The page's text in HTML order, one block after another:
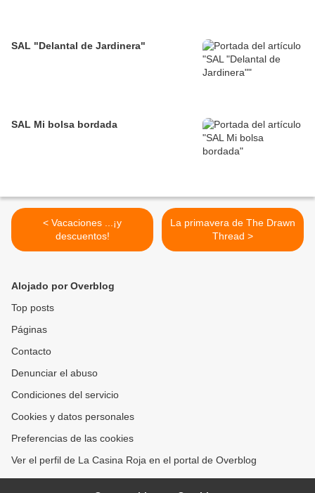
SAL "Delantal de Jardinera"
SAL Mi bolsa bordada
< Vacaciones ...¡y
descuentos!
La primavera de The Drawn
Thread >
Alojado por Overblog
Top posts
Páginas
Contacto
Denunciar el abuso
Condiciones del servicio
Cookies y datos personales
Preferencias de las cookies
Ver el perfil de La Casina Roja en el portal de Overblog